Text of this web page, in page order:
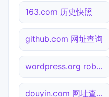
163.com 历史快照
github.com 网址查询
wordpress.org robots.txt检测
douyin.com 网址查询